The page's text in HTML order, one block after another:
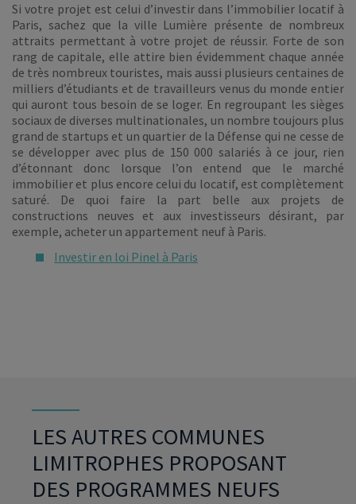
Si votre projet est celui d’investir dans l’immobilier locatif à
Paris, sachez que la ville Lumière présente de nombreux
attraits permettant à votre projet de réussir. Forte de son
rang de capitale, elle attire bien évidemment chaque année
de très nombreux touristes, mais aussi plusieurs centaines de
milliers d’étudiants et de travailleurs venus du monde entier
qui auront tous besoin de se loger. En regroupant les sièges
sociaux de diverses multinationales, un nombre toujours plus
grand de startups et un quartier de la Défense qui ne cesse de
se développer avec plus de 150 000 salariés à ce jour, rien
d’étonnant donc lorsque l’on entend que le marché
immobilier et plus encore celui du locatif, est complètement
saturé. De quoi faire la part belle aux projets de
constructions neuves et aux investisseurs désirant, par
exemple, acheter un appartement neuf à Paris.
Investir en loi Pinel à Paris
LES AUTRES COMMUNES
LIMITROPHES PROPOSANT
DES PROGRAMMES NEUFS